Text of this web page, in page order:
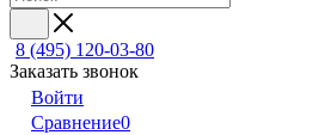
8 (495) 120-03-80
Заказать звонок
Войти
Сравнение0